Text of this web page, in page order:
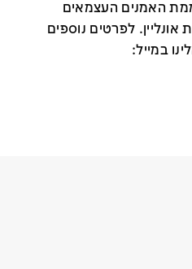
האמנים העצמאים
. לפרטים נוספים
במייל: